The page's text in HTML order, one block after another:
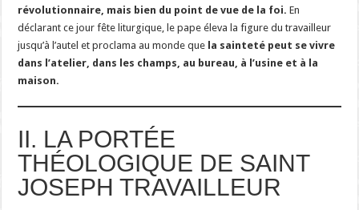
révolutionnaire, mais bien du point de vue de la foi. En
déclarant ce jour fête liturgique, le pape éleva la figure du travailleur
jusqu’à l’autel et proclama au monde que la sainteté peut se vivre
dans l’atelier, dans les champs, au bureau, à l’usine et à la
maison.
II. LA PORTÉE
THÉOLOGIQUE DE SAINT
JOSEPH TRAVAILLEUR